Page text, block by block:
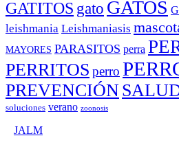
GATITOS gato GATOS
leishmania Leishmaniasis
MAYORES PARASITOS perra
PERRITOS perro
PREVENCIÓN
soluciones verano zoonosis
JALM